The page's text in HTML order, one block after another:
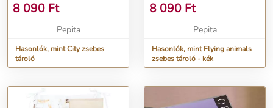
8 090 Ft
Pepita
Hasonlók, mint City zsebes
tároló
8 090 Ft
Pepita
Hasonlók, mint Flying animals
zsebes tároló - kék